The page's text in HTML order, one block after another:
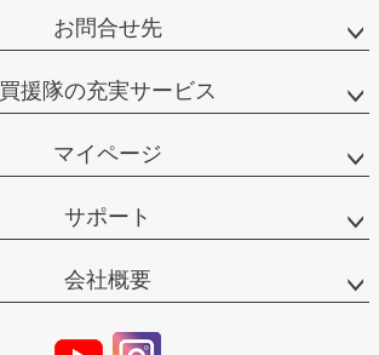
お問合せ先
買援隊の充実サービス
マイページ
サポート
会社概要